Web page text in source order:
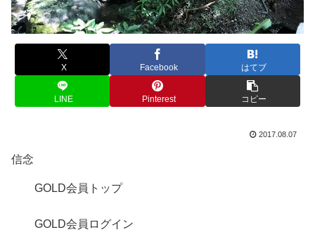
X Facebook はてブ
LINE Pinterest コピー
2017.08.07
信念
GOLD会員トップ
GOLD会員ログイン